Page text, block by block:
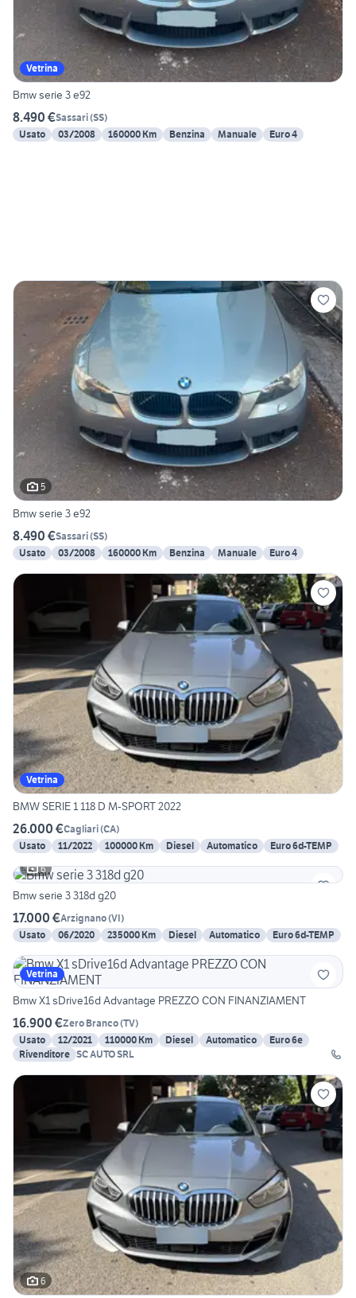
Vetrina
Bmw serie 3 e92
8.490 €Sassari(SS)
Usato
03/2008 160000 Km Benzina Manuale Euro 4
5
Bmw serie 3 e92
8.490 €Sassari(SS)
Usato
03/2008 160000 Km Benzina Manuale Euro 4
Vetrina
BMW SERIE 1 118 D M-SPORT 2022
26.000 €Cagliari(CA)
Usato
11/2022 100000 Km Diesel Automatico
Euro 6d-TEMP
6
Bmw serie 3 318d g20
17.000 €Arzignano(VI)
Usato
06/2020 235000 Km Diesel Automatico Euro 6d-TEMP
Vetrina
Bmw X1 sDrive16d Advantage PREZZO CON FINANZIAMENT
16.900 €Zero Branco(TV)
Usato
12/2021 110000 Km Diesel Automatico
Euro 6e
Rivenditore SC AUTO SRL
6